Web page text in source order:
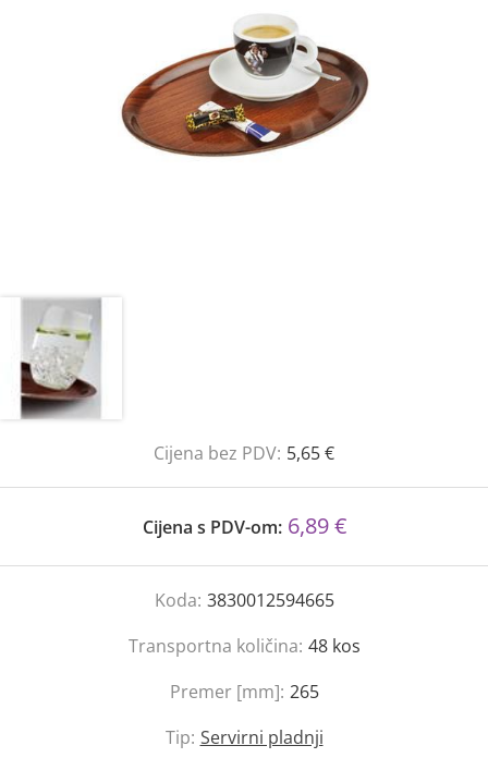
Cijena bez PDV: 5,65 €
Cijena s PDV-om: 6,89 €
Koda: 3830012594665
Transportna količina: 48 kos
Premer [mm]: 265
Tip: Servirni pladnji